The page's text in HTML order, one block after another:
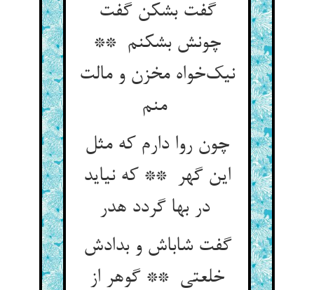
گفت بشکن گفت
چونش بشکنم **
نیک‌خواه مخزن و مالت
منم
چون روا دارم که مثل
این گهر ** که نیاید
در بها گردد هدر
گفت شاباش و بدادش
خلعتی ** گوهر از